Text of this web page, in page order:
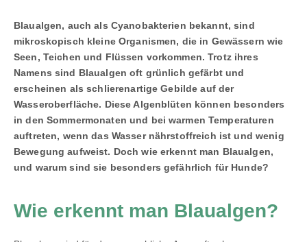
Blaualgen, auch als Cyanobakterien bekannt, sind
mikroskopisch kleine Organismen, die in Gewässern wie
Seen, Teichen und Flüssen vorkommen. Trotz ihres
Namens sind Blaualgen oft grünlich gefärbt und
erscheinen als schlierenartige Gebilde auf der
Wasseroberfläche. Diese Algenblüten können besonders
in den Sommermonaten und bei warmen Temperaturen
auftreten, wenn das Wasser nährstoffreich ist und wenig
Bewegung aufweist. Doch wie erkennt man Blaualgen,
und warum sind sie besonders gefährlich für Hunde?
Wie erkennt man Blaualgen?